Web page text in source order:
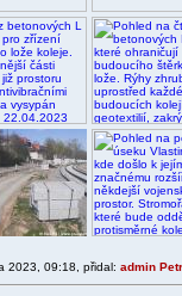
2023, 09:18, přidal: admin Petr